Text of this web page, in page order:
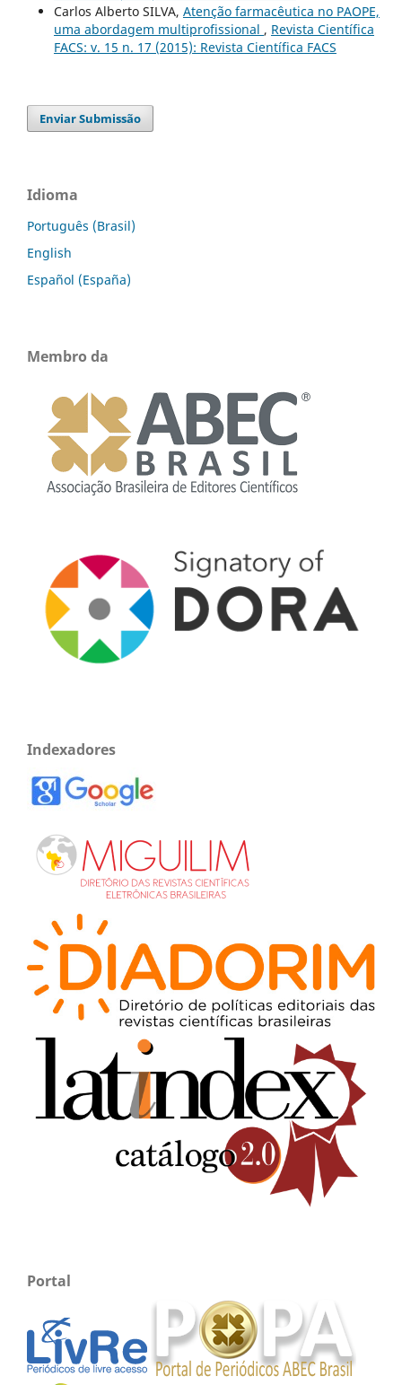
Carlos Alberto SILVA, Atenção farmacêutica no PAOPE,
uma abordagem multiprofissional , Revista Científica
FACS: v. 15 n. 17 (2015): Revista Científica FACS
Enviar Submissão
Idioma
Português (Brasil)
English
Español (España)
Membro da
Indexadores
Portal